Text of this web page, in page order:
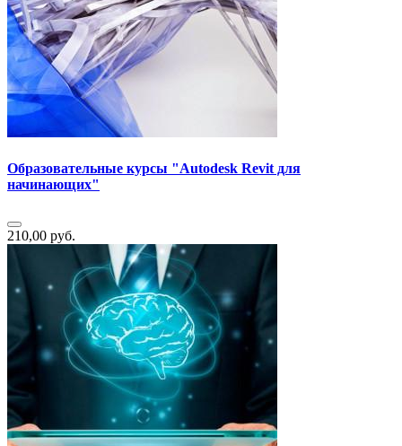
Образовательные курсы "Autodesk Revit для
начинающих"
210,00 руб.